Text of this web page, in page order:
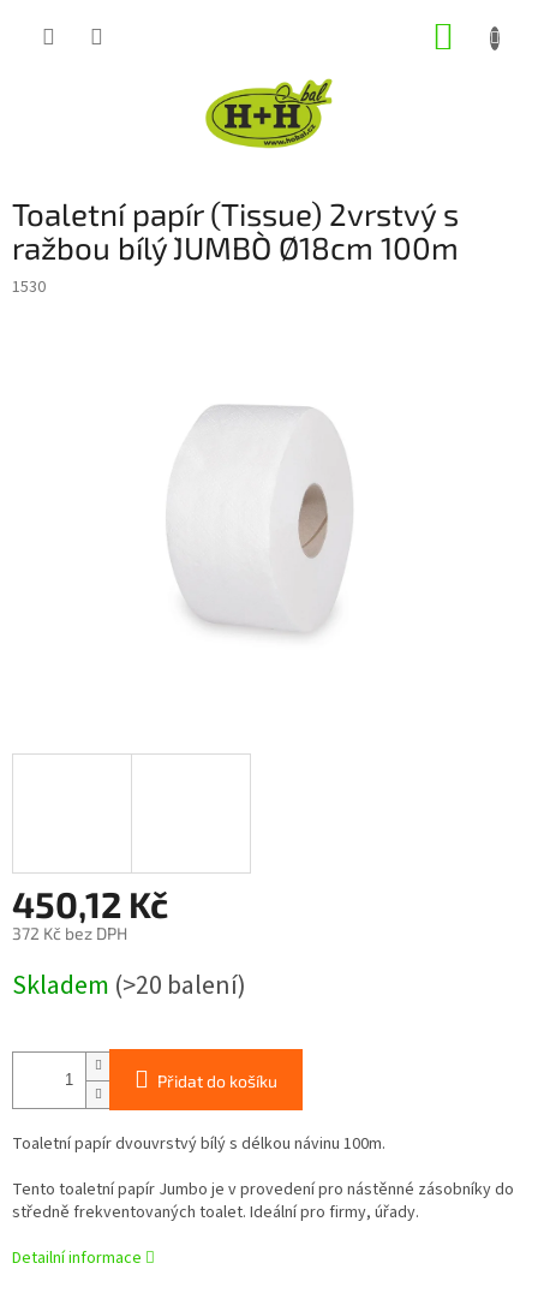
Toaletní papír (Tissue) 2vrstvý s
ražbou bílý `JUMBO` Ø18cm 100m
1530
450,12 Kč
372 Kč bez DPH
cena:
Skladem (>20 balení)
Přidat do košíku
Toaletní papír dvouvrstvý bílý s délkou návinu 100m.
Tento toaletní papír Jumbo je v provedení pro nástěnné zásobníky do
středně frekventovaných toalet. Ideální pro firmy, úřady.
Detailní informace